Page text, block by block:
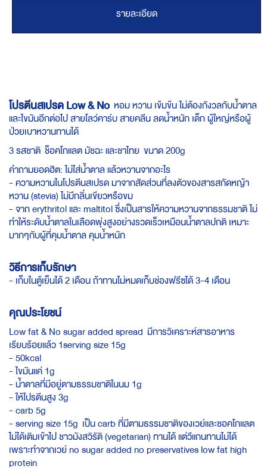
รายละเอียด
โปรตีนสเปรด Low & Noหอม หวาน เข้มข้น ไม่ต้องกังวลกับน้ำตาล
และไขมันอีกต่อไป สายโลว์คาร์บ สายคลีน ลดน้ำหนัก เด็ก ผู้ใหญ่หรือผู้
ป่วยเบาหวานทานได้
3 รสชาติ ช็อคโกแลต มัชฉะ และชาไทย ขนาด 200g
คำถามยอดฮิต: ไม่ใส่น้ำตาล แล้วหวานจากอะไร
- ความหวานในโปรตีนสเปรด มาจากสัดส่วนที่ลงตัวของสารสกัดหญ้า
หวาน (stevia) ไม่มีกลิ่นเขียวหรือขม
- จาก erythritol และ maltitol ซึ่งเป็นสารให้ความหวานจากธรรมชาติ ไม่
ทำให้ระดับน้ำตาลในเลือดพุ่งสูงอย่างรวดเร็วเหมือนน้ำตาลปกติ เหมาะ
มากๆกับผู้ที่คุมน้ำตาล คุมน้ำหนัก
วิธีการเก็บรักษา
- เก็บในตู้เย็นได้ 2 เดือน ถ้าทานไม่หมดเก็บช่องฟรีซได้ 3-4 เดือน
คุณประโยชน์
Low fat & No sugar added spread มีการวิเคราะห์สารอาหาร
เรียบร้อยแล้ว 1serving size 15g
- 50kcal
- ไขมันแค่ 1g
- น้ำตาลที่มีอยู่ตามธรรมชาติในนม 1g
- ให้โปรตีนสูง 3g
- carb 5g
- serving size 15g เป็น carb ที่มีตามธรรมชาติของเวย์และชอคโกแลต
ไม่ได้เติมเข้าไป ชาวมังสวิรัติ (vegetarian) ทานได้ แต่วีแกนทานไม่ได้
เพราะทำจากเวย์ no sugar added no preservatives low fat high
protein